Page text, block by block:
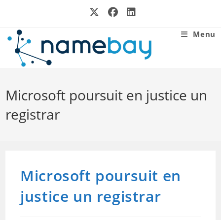
Menu
Microsoft poursuit en justice un
registrar
Microsoft poursuit en
justice un registrar